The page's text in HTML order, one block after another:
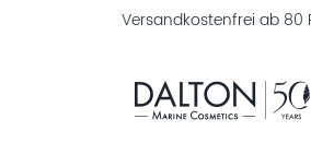
Versandkostenfrei ab 80